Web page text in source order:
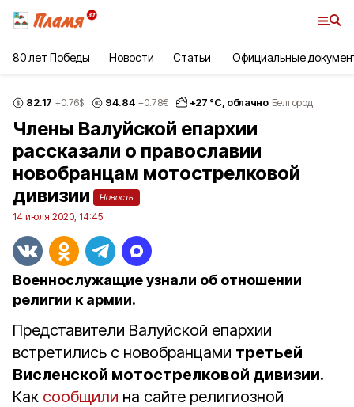
80 лет Победы Новости Статьи Официальные
82.17 +0.76$ 94.84 +0.78€ +27 °С, облачно Белгород
Члены Валуйской епархии
рассказали о православии
новобранцам мотострелковой
дивизии
Новость
14 июля 2020, 14:45
Военнослужащие узнали об отношении
религии к армии.
Представители Валуйской епархии
встретились с новобранцами третьей
Висленской мотострелковой дивизии.
Как сообщили на сайте религиозной